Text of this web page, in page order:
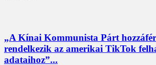
„A Kínai Kommunista Párt
rendelkezik az amerikai TikTok
adataihoz”...